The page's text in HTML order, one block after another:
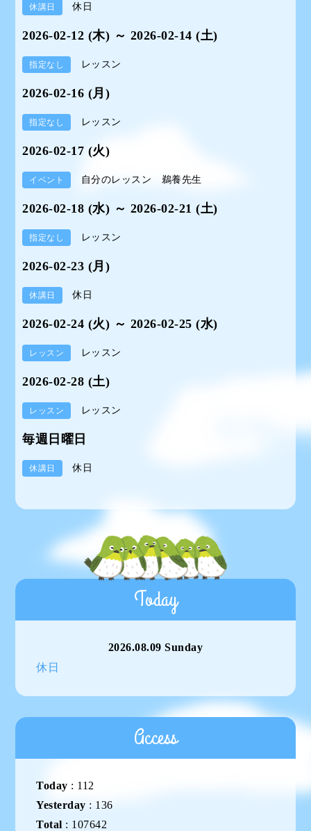
休講日 休日
2026-02-12 (木) ～ 2026-02-14 (土)
指定なし レッスン
2026-02-16 (月)
指定なし レッスン
2026-02-17 (火)
イベント 自分のレッスン 鵜養先生
2026-02-18 (水) ～ 2026-02-21 (土)
指定なし レッスン
2026-02-23 (月)
休講日 休日
2026-02-24 (火) ～ 2026-02-25 (水)
レッスン レッスン
2026-02-28 (土)
レッスン レッスン
毎週日曜日
休講日 休日
Today
2026.08.09 Sunday
休日
Access
Today : 112
Yesterday : 136
Total : 107642